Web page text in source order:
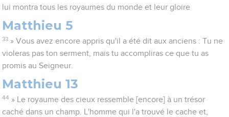
lui montra tous les royaumes du monde et leur gloire
Matthieu 5
33 » Vous avez encore appris qu'il a été dit aux anciens : Tu ne
violeras pas ton serment, mais tu accompliras ce que tu as
promis au Seigneur.
Matthieu 13
44 » Le royaume des cieux ressemble [encore] à un trésor
caché dans un champ. L'homme qui l'a trouvé le cache et,